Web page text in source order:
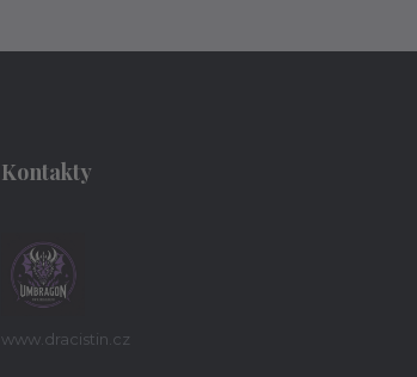
Kontakty
www.dracistin.cz